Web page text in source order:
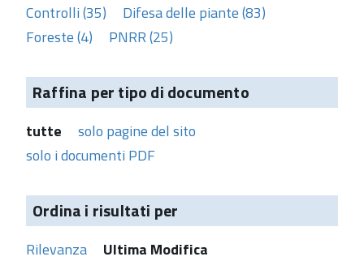
Controlli (35)
Difesa delle piante (83)
Foreste (4)
PNRR (25)
Raffina per tipo di documento
tutte
solo pagine del sito
solo i documenti PDF
Ordina i risultati per
Rilevanza Ultima Modifica